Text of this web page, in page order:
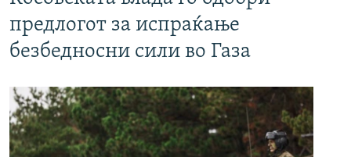
предлогот за испраќање
безбедносни сили во Газа